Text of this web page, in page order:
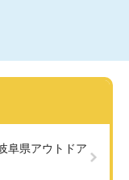
阜県アウトドア